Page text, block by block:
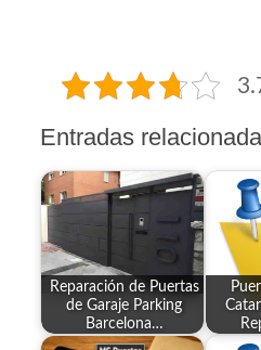
Entradas
Reparación de Puertas
de Garaje Parking
Barcelona…